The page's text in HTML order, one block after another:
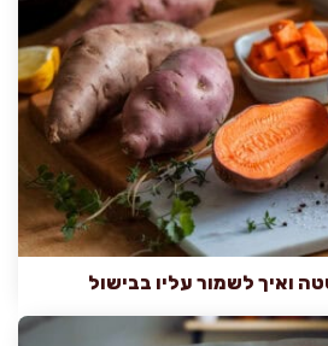
ואיך לשמור עליו בבישול